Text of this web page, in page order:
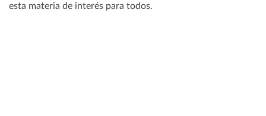
esta materia de interés para todos.